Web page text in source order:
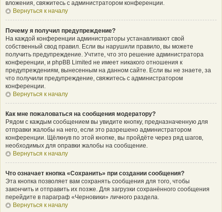
вложения, свяжитесь с администратором конференции.
Вернуться к началу
Почему я получил предупреждение?
На каждой конференции администраторы устанавливают свой
собственный свод правил. Если вы нарушили правило, вы можете
получить предупреждение. Учтите, что это решение администратора
конференции, и phpBB Limited не имеет никакого отношения к
предупреждениям, вынесенным на данном сайте. Если вы не знаете, за
что получили предупреждение, свяжитесь с администратором
конференции.
Вернуться к началу
Как мне пожаловаться на сообщения модератору?
Рядом с каждым сообщением вы увидите кнопку, предназначенную для
отправки жалобы на него, если это разрешено администратором
конференции. Щёлкнув по этой кнопке, вы пройдёте через ряд шагов,
необходимых для оправки жалобы на сообщение.
Вернуться к началу
Что означает кнопка «Сохранить» при создании сообщения?
Эта кнопка позволяет вам сохранять сообщения для того, чтобы
закончить и отправить их позже. Для загрузки сохранённого сообщения
перейдите в параграф «Черновики» личного раздела.
Вернуться к началу